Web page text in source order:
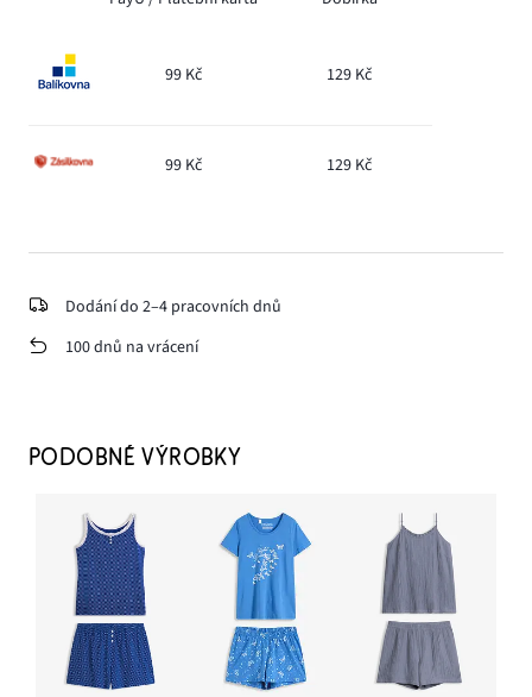
99 Kč 129 Kč
99 Kč 129 Kč
Dodání do 2–4 pracovních dnů
100 dnů na vrácení
PODOBNÉ VÝROBKY